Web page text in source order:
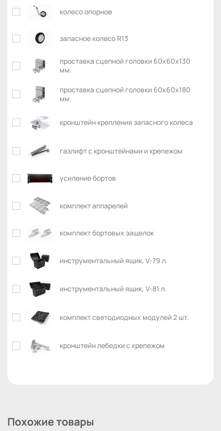
колесо опорное
запасное колесо R13
проставка сцепной головки 60х60х130
мм.
проставка сцепной головки 60х60х180
мм.
кронштейн крепления запасного колеса
газлифт с кронштейнами и крепежом
усиление бортов
комплект аппарелей
комплект бортовых защелок
инструментальный ящик, V-79 л.
инструментальный ящик, V-81 л.
комплект светодиодных модулей 2 шт.
кронштейн лебедки с крепежом
Похожие товары